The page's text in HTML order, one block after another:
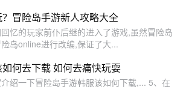
冒险岛手游新人攻略大全
忆的玩家前仆后继的进入了游戏,虽然冒险岛
岛online进行改编,保证了大...
何去下载 如何去痛快玩耍
绍一下冒险岛手游韩服该如何下载,... 5、在